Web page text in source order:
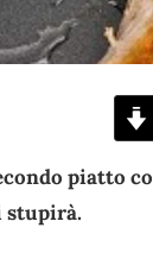
piatto
stupirà.